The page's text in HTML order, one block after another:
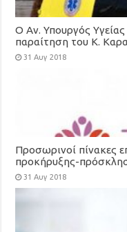
Ο Αν. Υπουργός
παραίτηση του Κ.
31 Αυγ 2018
Προσωρινοί πίνακες
προκήρυξης-
για τη στελέχωση
(ΤΟΜΥ)
31 Αυγ 2018